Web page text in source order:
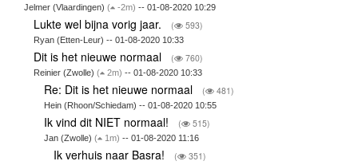
Jelmer (Vlaardingen) ( -2m) -- 01-08-2020 10:29
Lukte wel bijna vorig jaar. ( 593)
Ryan (Etten-Leur) -- 01-08-2020 10:33
Dit is het nieuwe normaal ( 760)
Reinier (Zwolle)( 2m) -- 01-08-2020 10:33
Re: Dit is het nieuwe normaal ( 481)
Hein (Rhoon/Schiedam) -- 01-08-2020 10:55
Ik vind dit NIET normaal! ( 515)
Jan (Zwolle) ( 1m) -- 01-08-2020 11:16
Ik verhuis naar Basra! ( 351)